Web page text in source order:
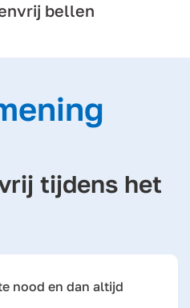
bellen
tijdens het
nood en dan altijd